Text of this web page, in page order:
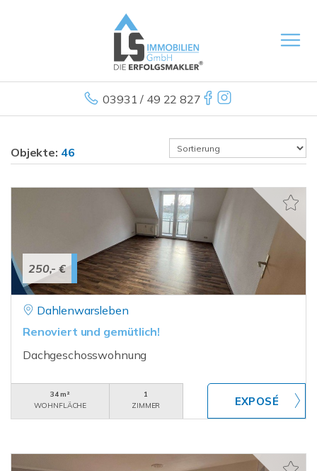
03931 / 49 22 827
Objekte: 46
250,- €
Dahlenwarsleben
Renoviert und gemütlich!
Dachgeschosswohnung
34 m²
WOHNFLÄCHE
1
ZIMMER